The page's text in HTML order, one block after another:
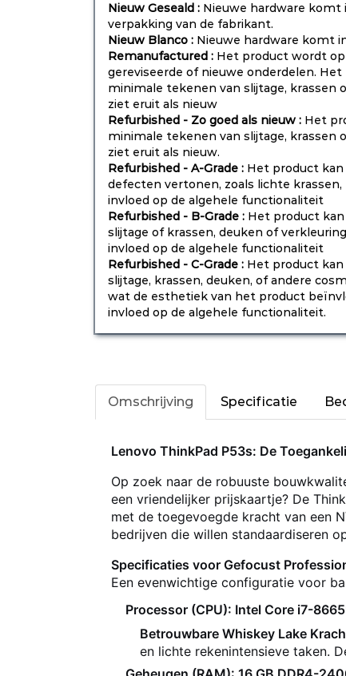
Nieuw Geseald : Nieuwe hardware komt
verpakking van de fabrikant.
Nieuw Blanco : Nieuwe hardware komt
Remanufactured : Het product wordt
gereviseerde of nieuwe onderdelen.
minimale tekenen van slijtage, krassen
ziet eruit als nieuw
Refurbished - Zo goed als nieuw : Het
minimale tekenen van slijtage, krassen
ziet eruit als nieuw.
Refurbished - A-Grade : Het product
defecten vertonen, zoals lichte
invloed op de algehele functionaliteit
Refurbished - B-Grade : Het product
slijtage of krassen, deuken of
invloed op de algehele functionaliteit
Refurbished - C-Grade : Het product kan
slijtage, krassen, deuken, of andere
wat de esthetiek van het product
invloed op de algehele functionaliteit.
Omschrijving Specificatie
Lenovo ThinkPad P53s: De
Op zoek naar de robuuste
een vriendelijker prijskaartje? De
met de toegevoegde kracht van een
bedrijven die willen standaardiseren
Specificaties voor Gefocust
Een evenwichtige configuratie voor
Processor (CPU): Intel Core i7-
Betrouwbare Whiskey Lake
en lichte rekenintensieve taken.